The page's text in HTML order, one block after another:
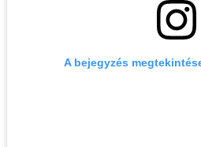
A bejegyzés